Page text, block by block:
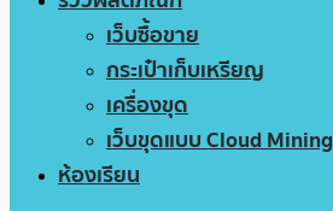
เว็บซื้อขาย
กระเป๋าเก็บเหรียญ
เครื่องขุด
เว็บขุดแบบ Cloud Mining
ห้องเรียน